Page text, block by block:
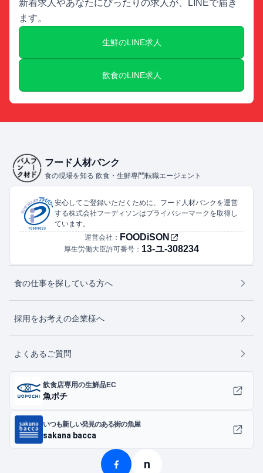
新着求人やあなたにぴったりの求人が、LINEで届き
ます。
生鮮のLINE求人
飲食のLINE求人
フード人材バンク
食の現場を知る 飲食・生鮮専門転職エージェント
安心してご登録いただくために、フード人材バンクを運営
する株式会社フーディソンはプライバシーマークを取得し
ています。
運営会社： FOODiSON
厚生労働大臣許可番号： 13-ユ-308234
食の仕事を探している方へ
採用をお考えの企業様へ
よくあるご質問
飲食店専用の生鮮品EC
魚ポチ
いつも新しい発見のある街の魚屋
sakana bacca
n